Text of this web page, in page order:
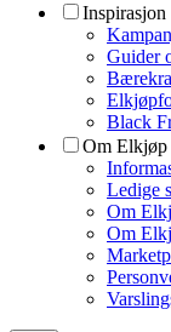
Inspirasjon
Guider
Black
Om Elkjøp
Ledige
Om
Om